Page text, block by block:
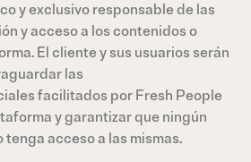
y exclusivo responsable de las
y acceso a los contenidos o
El cliente y sus usuarios serán
las
facilitados por Fresh People
y garantizar que ningún
acceso a las mismas.